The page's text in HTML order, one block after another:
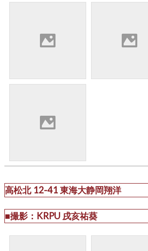
高松北 12-41 東海大静岡翔洋
■撮影：KRPU 戌亥祐葵